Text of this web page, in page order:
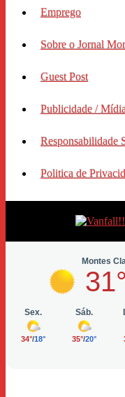
Emprego
Sobre o Jornal
Guest Post
Publicidade /
Responsabilidade
Politica de